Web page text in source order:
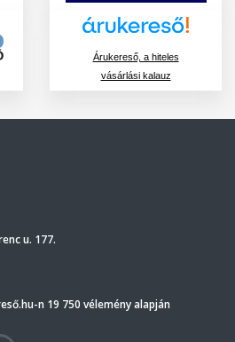
Árukereső, a hiteles
vásárlási kalauz
u. 177.
n 19 750 vélemény alapján